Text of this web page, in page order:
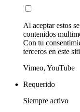
Al aceptar estos
contenidos
Con tu
terceros en este
Vimeo, YouTube
Requerido
Siempre activo